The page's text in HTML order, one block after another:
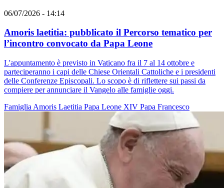
06/07/2026 - 14:14
Amoris laetitia: pubblicato il Percorso tematico per
l’incontro convocato da Papa Leone
L'appuntamento è previsto in Vaticano fra il 7 al 14 ottobre e
parteciperanno i capi delle Chiese Orientali Cattoliche e i presidenti
delle Conferenze Episcopali. Lo scopo è di riflettere sui passi da
compiere per annunciare il Vangelo alle famiglie oggi.
Famiglia Amoris Laetitia Papa Leone XIV Papa Francesco